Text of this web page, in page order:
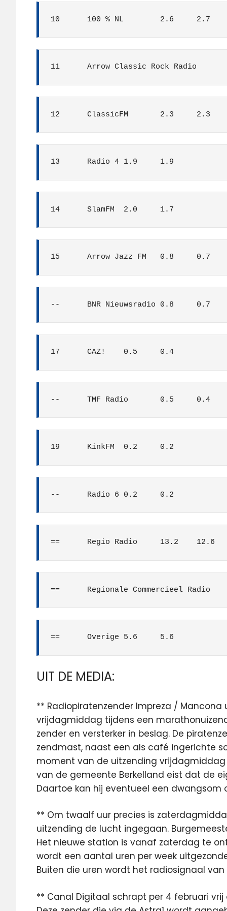
10	100 % NL	2.6	2.7
12	ClassicFM	2.3	2.3
13	Radio 4	1.9	1.9
14	SlamFM	2.0	1.7
15	Arrow Jazz FM	0.8	0.7
--	BNR Nieuwsradio	0.8	0.7
17	CAZ!	0.5	0.4
--	TMF Radio	0.5	0.4
19	KinkFM	0.2	0.2
--	Radio 6	0.2	0.2
==	Regio Radio	13.2	12.6
==	Overige	5.6	5.6
UIT DE MEDIA:
** Radiopiratenzender Impreza /
vrijdagmiddag tijdens een
zender en versterker in beslag. De
zendmast, naast een als café ingerichte
moment van de uitzending
van de gemeente Berkelland eist dat de
Daartoe kan hij eventueel een dwangsom
** Om twaalf uur precies is
uitzending de lucht ingegaan.
Het nieuwe station is vanaf zaterdag te
wordt een aantal uren per week
Buiten die uren wordt het radiosignaal van
** Canal Digitaal schrapt per 4 februari